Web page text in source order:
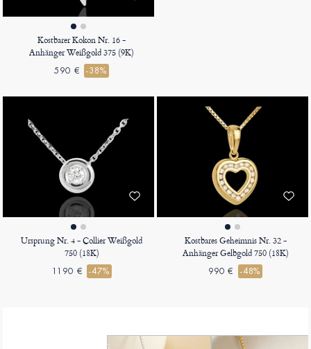
Kostbarer Kokon Nr. 16 -
Anhänger Weißgold 375 (9K)
590 € -38%
Ursprung Nr. 4 - Collier Weißgold
750 (18K)
1190 € -47%
Kostbares Geheimnis Nr. 32 -
Anhänger Gelbgold 750 (18K)
990 € -48%